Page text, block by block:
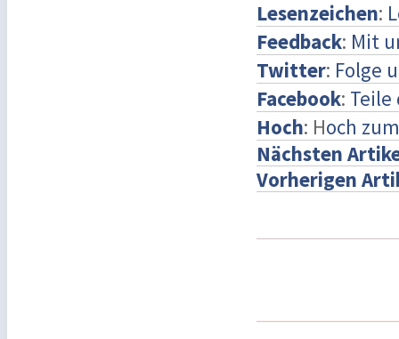
Lesenzeichen:
Feedback: Mit
Twitter: Folge
Facebook: Teile
Hoch: Hoch
Nächsten
Vorherigen